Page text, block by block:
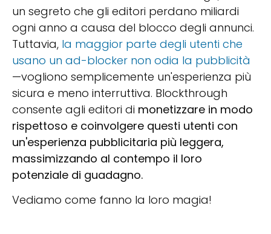
un segreto che gli editori perdano miliardi
ogni anno a causa del blocco degli annunci.
Tuttavia, la maggior parte degli utenti che
usano un ad-blocker non odia la pubblicità
—vogliono semplicemente un'esperienza più
sicura e meno interruttiva. Blockthrough
consente agli editori di monetizzare in modo
rispettoso e coinvolgere questi utenti con
un'esperienza pubblicitaria più leggera,
massimizzando al contempo il loro
potenziale di guadagno.
Vediamo come fanno la loro magia!